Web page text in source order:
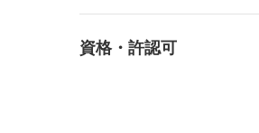
資格・許認可